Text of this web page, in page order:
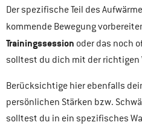
Der spezifische Teil des
kommende Bewegung
Trainingssession oder das noch
solltest du dich mit der richtigen
Berücksichtige hier ebenfalls
persönlichen Stärken bzw.
solltest du in ein spezifisches